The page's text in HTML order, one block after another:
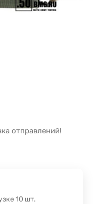
отправлений!
10 шт.